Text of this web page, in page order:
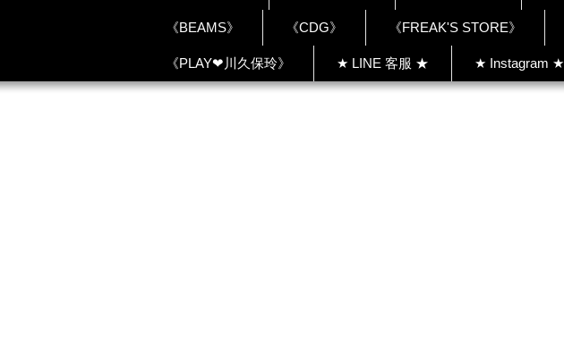
《BEAMS》 《CDG》 《FREAK'S STORE》
《PLAY❤川久保玲》 ★ LINE 客服 ★ ★ Instagram ★